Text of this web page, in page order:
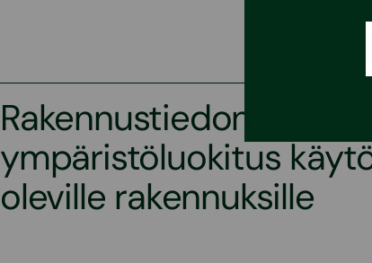
Rakennustiedon
ympäristöluokitus
oleville rakennuksille